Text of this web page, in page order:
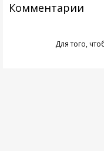
Комментарии
Для того,